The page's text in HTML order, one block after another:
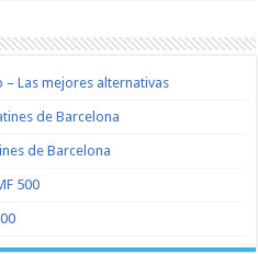
– Las mejores alternativas
de Barcelona
de Barcelona
500